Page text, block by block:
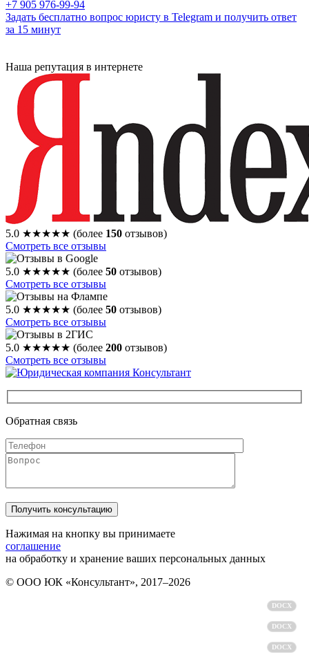
+7 905 976-99-94
Задать бесплатно вопрос юристу в Telegram и получить ответ
за 15 минут
Наша репутация в интернете
5.0 ★★★★★ (более 150 отзывов)
Смотреть все отзывы
5.0 ★★★★★ (более 50 отзывов)
Смотреть все отзывы
5.0 ★★★★★ (более 50 отзывов)
Смотреть все отзывы
5.0 ★★★★★ (более 200 отзывов)
Смотреть все отзывы
Обратная связь
Нажимая на кнопку вы принимаете
соглашение
на обработку и хранение ваших персональных данных
© ООО ЮК «Консультант», 2017–2026
DOCX
DOCX
DOCX